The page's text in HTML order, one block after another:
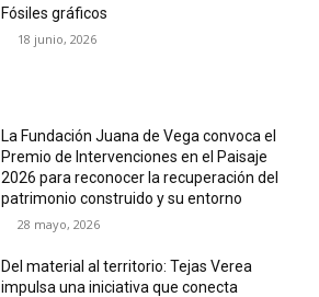
Fósiles gráficos
18 junio, 2026
La Fundación Juana de Vega convoca el
Premio de Intervenciones en el Paisaje
2026 para reconocer la recuperación del
patrimonio construido y su entorno
28 mayo, 2026
Del material al territorio: Tejas Verea
impulsa una iniciativa que conecta